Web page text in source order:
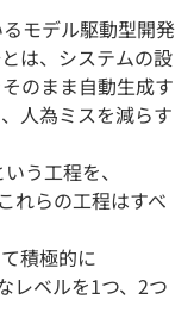
モデル駆動型開発
は、システムの設
のまま自動生成す
人為ミスを減らす
う工程を、
れらの工程はすべ
積極的に
レベルを1つ、2つ